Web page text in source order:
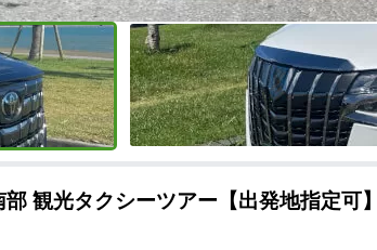
観光タクシーツアー【出発地指定可】